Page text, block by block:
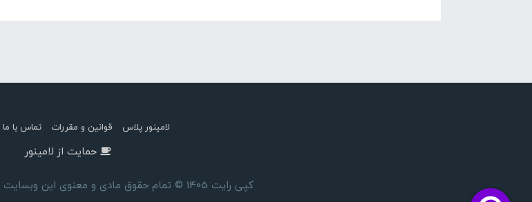
لامینور پلاس قوانین و مقررات تماس با ما
حمایت از لامینور
کپی رایت 1405 © تمام حقوق مادی و معنوی این وبسایت برای "لامینور" محفوظ است.